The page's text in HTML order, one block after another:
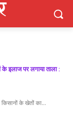
में बूथ प्रबंधन निभाएगा
के खेतों का...